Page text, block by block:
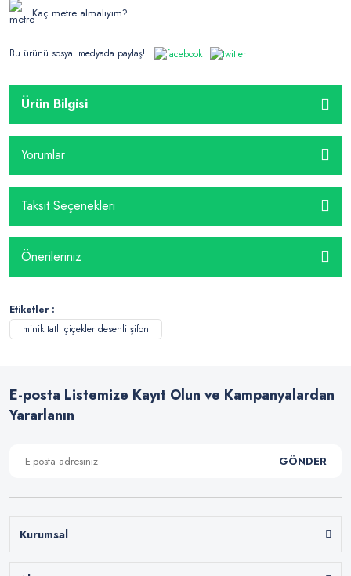
Kaç metre almalıyım?
Bu ürünü sosyal medyada paylaş!
Ürün Bilgisi
Yorumlar
Taksit Seçenekleri
Önerileriniz
Etiketler :
minik tatlı çiçekler desenli şifon
E-posta Listemize Kayıt Olun ve Kampanyalardan
Yararlanın
GÖNDER
Kurumsal